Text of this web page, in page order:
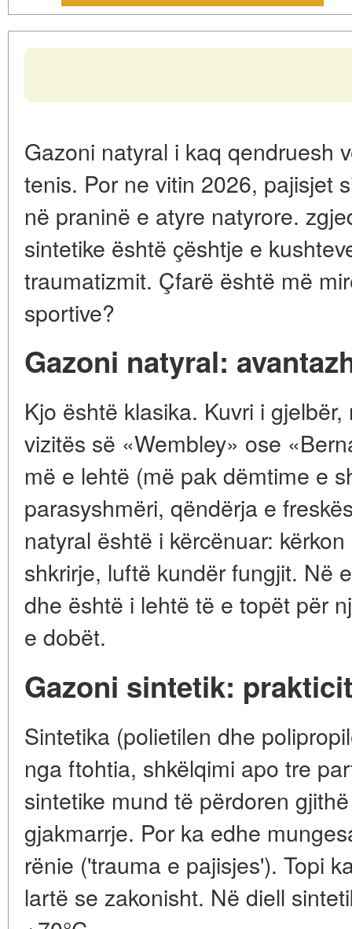
Gazoni natyral i kaq qendruesh
tenis. Por ne vitin 2026, pajisjet
në praninë e atyre natyrore.
sintetike është çështje e
traumatizmit. Çfarë është më
sportive?
Gazoni natyral:
Kjo është klasika. Kuvri i
vizitës së «Wembley» ose
më e lehtë (më pak dëmtime e
parasyshmëri, qëndërja e
natyral është i kërcënuar:
shkrirje, luftë kundër fungjit. Në
dhe është i lehtë të e topët për
e dobët.
Gazoni sintetik:
Sintetika (polietilen dhe
nga ftohtia, shkëlqimi apo tre
sintetike mund të përdoren
gjakmarrje. Por ka edhe
rënie ('trauma e pajisjes'). Topi
lartë se zakonisht. Në diell